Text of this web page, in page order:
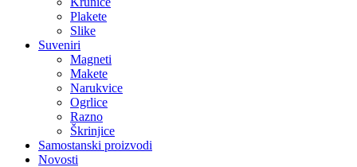
Plakete
Slike
Suveniri
Magneti
Makete
Narukvice
Ogrlice
Razno
Škrinjice
Samostanski proizvodi
Novosti